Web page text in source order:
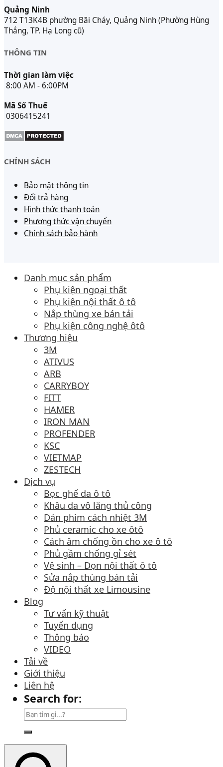
Quảng Ninh
712 T13K4B phường Bãi Cháy, Quảng Ninh (Phường Hùng
Thắng, TP. Hạ Long cũ)
THÔNG TIN
Thời gian làm việc
8:00 AM - 6:00PM
Mã Số Thuế
0306415241
CHÍNH SÁCH
Bảo mật thông tin
Đổi trả hàng
Hình thức thanh toán
Phương thức vận chuyển
Chính sách bảo hành
Danh mục sản phẩm
Phụ kiện ngoại thất
Phụ kiện nội thất ô tô
Nắp thùng xe bán tải
Phụ kiện công nghệ ôtô
Thương hiệu
3M
ATIVUS
ARB
CARRYBOY
FITT
HAMER
IRON MAN
PROFENDER
KSC
VIETMAP
ZESTECH
Dịch vụ
Bọc ghế da ô tô
Khâu da vô lăng thủ công
Dán phim cách nhiệt 3M
Phủ ceramic cho xe ôtô
Cách âm chống ồn cho xe ô tô
Phủ gầm chống gỉ sét
Vệ sinh – Dọn nội thất ô tô
Sửa nắp thùng bán tải
Độ nội thất xe Limousine
Blog
Tư vấn kỹ thuật
Tuyển dụng
Thông báo
VIDEO
Tải về
Giới thiệu
Liên hệ
Search for: